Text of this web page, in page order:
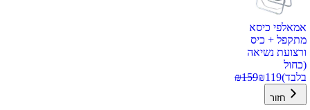
אמאלפי כיסא
מתקפל + כיס
ורצועת נשיאה
(כחול
בלבד)
₪119
₪159
חזור